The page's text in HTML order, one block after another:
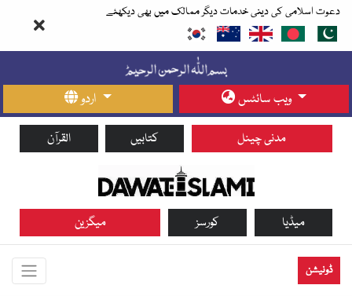
دعوت اسلامی کی دینی خدمات دیگر ممالک میں بھی دیکھئے
اردو ویب سائٹس
القرآن کتابیں مدنی چینل
میگزین کورسز میڈیا
ڈونیشن